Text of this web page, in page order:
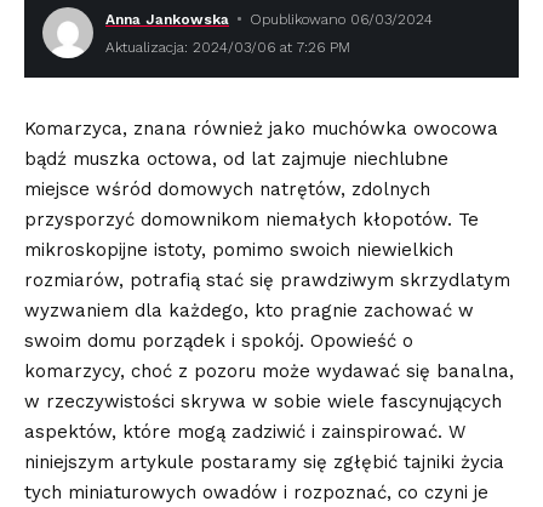
Anna Jankowska
Opublikowano 06/03/2024
Aktualizacja: 2024/03/06 at 7:26 PM
Komarzyca, znana również jako muchówka owocowa
bądź muszka octowa, od ‍lat zajmuje niechlubne
miejsce wśród domowych ‍natrętów, zdolnych
przysporzyć domownikom niemałych⁤ kłopotów. Te
mikroskopijne istoty, pomimo swoich niewielkich
rozmiarów, potrafią stać się prawdziwym skrzydlatym
wyzwaniem dla każdego, kto pragnie zachować w
swoim domu ‍porządek i spokój. Opowieść o
komarzycy, choć z‌ pozoru może wydawać się⁤ banalna,
w rzeczywistości skrywa ⁢w sobie ⁢wiele fascynujących
aspektów, ​które mogą zadziwić i ‍zainspirować. W
niniejszym artykule postaramy się zgłębić tajniki życia
⁤tych ‍miniaturowych owadów‍ i rozpoznać, co czyni je⁢